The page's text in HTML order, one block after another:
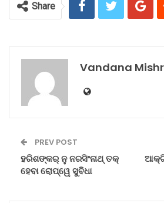
Share
Vandana
PREV POST
ହରିଶଙ୍କର୍‌ ନୁ ନରସିଂନାଥ୍‌ ତକ୍‌
ହେବା ରୋପ୍‌ୱେ ସୁବିଧା